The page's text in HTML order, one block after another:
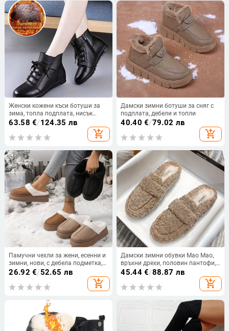
Женски кожени къси ботуши за
зима, топла подплата, нисък
равен ток и страничен цип
63.58 €/124.35 лв
add_shopping_cart
Дамски зимни ботуши за сняг с
подплата, дебели и топли
40.40 €/79.02 лв
add_shopping_cart
Памучни чехли за жени, есенни и
зимни, нови, с дебела подметка,
удобни, топли, половин комплект,
26.92 €/52.65 лв
add_shopping_cart
Дамски зимни обувки Mao Mao,
връхни дрехи, половин пантофи,
малък размер, памучни обувки
Baotou, офис памучни пантофи,
дебело подметка, голям размер,
45.44€/88.87 лв
add_shopping_cart